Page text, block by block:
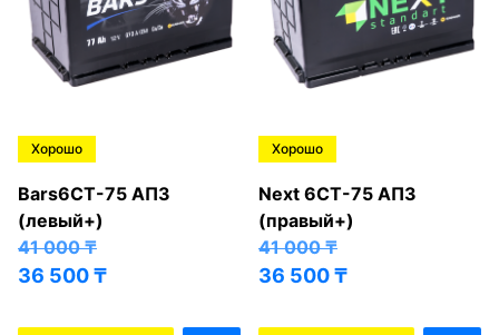
Хорошо
Bars6СТ-75 АПЗ
(левый+)
41 000₸
36 500₸
Хорошо
Next 6СТ-75 АПЗ
(правый+)
41 000₸
36 500₸